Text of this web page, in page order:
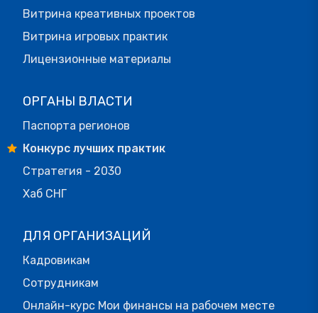
Витрина креативных проектов
Витрина игровых практик
Лицензионные материалы
ОРГАНЫ ВЛАСТИ
Паспорта регионов
Конкурс лучших практик
Стратегия - 2030
Хаб СНГ
ДЛЯ ОРГАНИЗАЦИЙ
Кадровикам
Сотрудникам
Онлайн-курс Мои финансы на рабочем месте